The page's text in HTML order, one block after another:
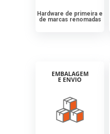
Hardware de primeira e
de marcas renomadas
EMBALAGEM
E ENVIO